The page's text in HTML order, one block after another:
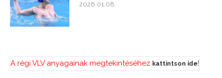
2026.01.08.
A régi VLV anyagainak megtekintéséhez kattintson ide!